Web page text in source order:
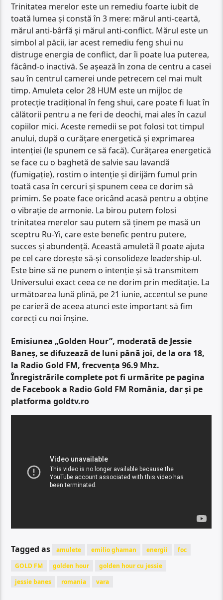
Trinitatea merelor este un remediu foarte iubit de
toată lumea și constă în 3 mere: mărul anti-ceartă,
mărul anti-bârfă și mărul anti-conflict. Mărul este un
simbol al păcii, iar acest remediu feng shui nu
distruge energia de conflict, dar îi poate lua puterea,
făcând-o inactivă. Se așează în zona de centru a casei
sau în centrul camerei unde petrecem cel mai mult
timp. Amuleta celor 28 HUM este un mijloc de
protecție tradițional în feng shui, care poate fi luat în
călătorii pentru a ne feri de deochi, mai ales în cazul
copiilor mici. Aceste remedii se pot folosi tot timpul
anului, după o curățare energetică și exprimarea
intenției (le spunem ce să facă). Curățarea energetică
se face cu o baghetă de salvie sau lavandă
(fumigație), rostim o intenție și dirijăm fumul prin
toată casa în cercuri și spunem ceea ce dorim să
primim. Se poate face oricând acasă pentru a obține
o vibrație de armonie. La birou putem folosi
trinitatea merelor sau putem să ținem pe masă un
sceptru Ru-Yi, care este benefic pentru putere,
succes și abundență. Această amuletă îl poate ajuta
pe cel care dorește să-și consolideze leadership-ul.
Este bine să ne punem o intenție și să transmitem
Universului exact ceea ce ne dorim prin meditație. La
următoarea lună plină, pe 21 iunie, accentul se pune
pe carieră de aceea atunci este important să fim
corecți cu noi înșine.
Emisiunea „Golden Hour”, moderată de Jessie
Baneș, se difuzează de luni până joi, de la ora 18,
la Radio Gold FM, frecvența 96.9 Mhz.
Înregistrările complete pot fi urmărite pe pagina
de Facebook a Radio Gold FM România, dar și pe
platforma goldtv.ro
Tagged as amulete emilio ghaman energii
foc
GOLD FM
golden hour
golden hour cu jessie
jessie banes
romania vara